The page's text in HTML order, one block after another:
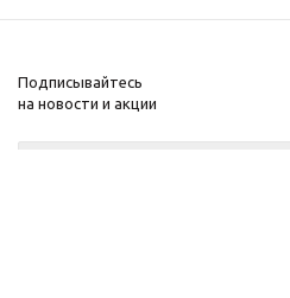
Подписывайтесь
на новости и акции